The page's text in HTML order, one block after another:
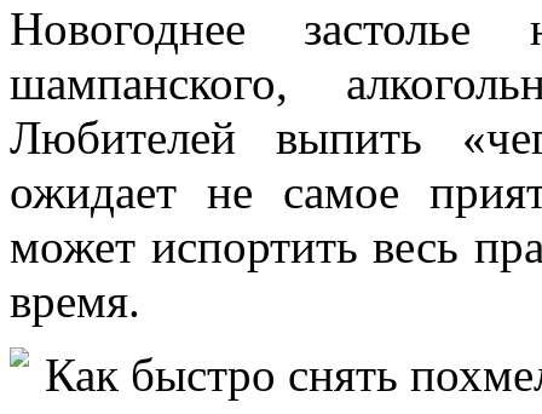
Новогоднее
шампанского,
Любителей выпить
ожидает не самое
может испортить весь
время.